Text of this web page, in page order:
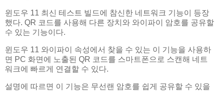
윈도우 11 최신 테스트 빌드에 참신한 네트워크 기능이 등장
했다. QR 코드를 사용해 다른 장치와 와이파이 암호를 공유할
수 있는 기능이다.
윈도우 11 와이파이 속성에서 찾을 수 있는 이 기능을 사용하
면 PC 화면에 노출된 QR 코드를 스마트폰으로 스캔해 네트
워크에 빠르게 연결할 수 있다.
설명에 따르면 이 기능은 무선랜 암호를 쉽게 공유할 수 있을